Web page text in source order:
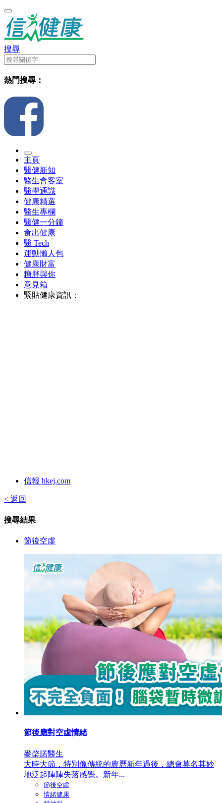
搜尋
熱門搜尋：
主頁
醫健新知
醫生會客室
醫學通識
健康精選
醫生專欄
醫健一分鐘
食出健康
醫 Tech
運動懶人包
健康財富
糖胖與你
意見箱
緊貼健康資訊：
信報 hkej.com
< 返回
搜尋結果
節後空虛
節後應對空虛情緒
麥棨諾醫生
大時大節，特別像傳統的農曆新年過後，總會莫名其妙
地泛起陣陣失落感覺。新年...
節後空虛
情緒健康